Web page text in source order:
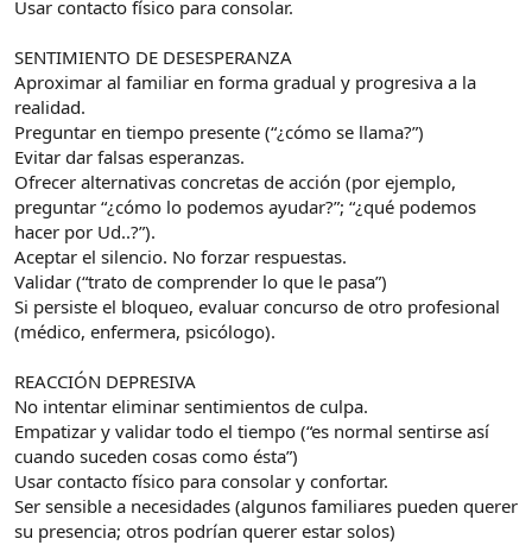
Usar contacto físico para consolar.
SENTIMIENTO DE DESESPERANZA
Aproximar al familiar en forma gradual y progresiva a la
realidad.
Preguntar en tiempo presente (“¿cómo se llama?”)
Evitar dar falsas esperanzas.
Ofrecer alternativas concretas de acción (por ejemplo,
preguntar “¿cómo lo podemos ayudar?”; “¿qué podemos
hacer por Ud..?”).
Aceptar el silencio. No forzar respuestas.
Validar (“trato de comprender lo que le pasa”)
Si persiste el bloqueo, evaluar concurso de otro profesional
(médico, enfermera, psicólogo).
REACCIÓN DEPRESIVA
No intentar eliminar sentimientos de culpa.
Empatizar y validar todo el tiempo (“es normal sentirse así
cuando suceden cosas como ésta”)
Usar contacto físico para consolar y confortar.
Ser sensible a necesidades (algunos familiares pueden querer
su presencia; otros podrían querer estar solos)